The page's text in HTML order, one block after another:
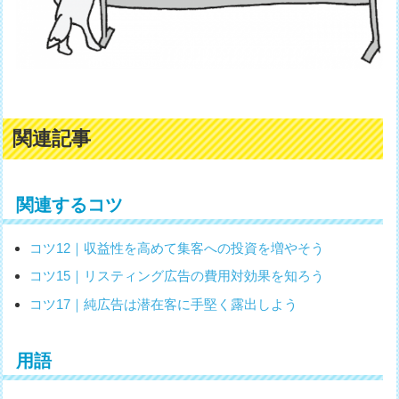
関連記事
関連するコツ
コツ12｜収益性を高めて集客への投資を増やそう
コツ15｜リスティング広告の費用対効果を知ろう
コツ17｜純広告は潜在客に手堅く露出しよう
用語